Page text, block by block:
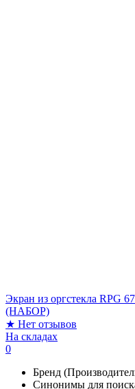
Экран из оргстекла RPG
(НАБОР)
★ Нет отзывов
На складах
0
Бренд
Синонимы для